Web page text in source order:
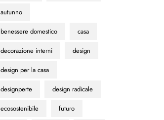
autunno
benessere domestico casa
decorazione interni design
design per la casa
designperte design radicale
ecosostenibile futuro